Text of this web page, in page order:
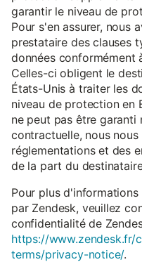
garantir le niveau de
Pour s'en assurer, nous
prestataire des clauses
données conformément
Celles-ci obligent le
États-Unis à traiter les
niveau de protection en
ne peut pas être garanti
contractuelle, nous
réglementations et des
de la part du
Pour plus
par Zendesk, veuillez
confidentialité de
https://www.zendesk.fr/
terms/privacy-notice/.